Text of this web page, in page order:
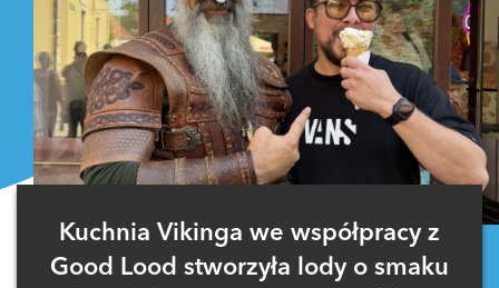
Kuchnia Vikinga we współpracy z
Good Lood stworzyła lody o smaku